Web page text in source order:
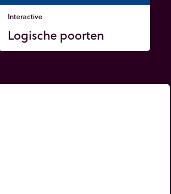
Interactive
Logische poorten